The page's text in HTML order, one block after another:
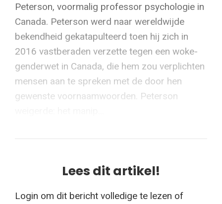
Peterson, voormalig professor psychologie in
Canada. Peterson werd naar wereldwijde
bekendheid gekatapulteerd toen hij zich in
2016 vastberaden verzette tegen een woke-
genderwet in Canada, die hem zou verplichten
mensen aan te spreken met de door hen
gewenste voornaamwoorden. Peterson
Lees dit artikel!
Login om dit bericht volledige te lezen of